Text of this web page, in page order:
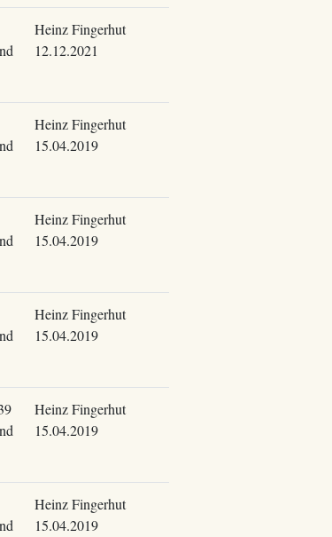
Heinz Fingerhut
12.12.2021
Heinz Fingerhut
15.04.2019
Heinz Fingerhut
15.04.2019
Heinz Fingerhut
15.04.2019
Heinz Fingerhut
15.04.2019
Heinz Fingerhut
15.04.2019